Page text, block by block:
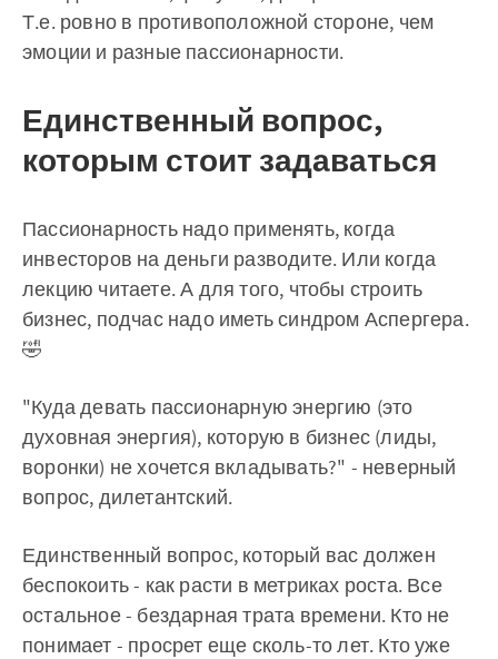
Т.е. ровно в противоположной стороне, чем
эмоции и разные пассионарности.
Единственный вопрос,
которым стоит задаваться
Пассионарность надо применять, когда
инвесторов на деньги разводите. Или когда
лекцию читаете. А для того, чтобы строить
бизнес, подчас надо иметь синдром Аспергера.
🤣️
"Куда девать пассионарную энергию (это
духовная энергия), которую в бизнес (лиды,
воронки) не хочется вкладывать?" - неверный
вопрос, дилетантский.
Единственный вопрос, который вас должен
беспокоить - как расти в метриках роста. Все
остальное - бездарная трата времени. Кто не
понимает - просрет еще сколь-то лет. Кто уже